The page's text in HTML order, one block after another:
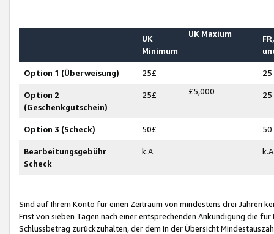
UK
Minimum
UK Maxium
Option 1 (Überweisung) 25£ 25
Option 2
(Geschenkgutschein)
25£ £5,000 25
Option 3 (Scheck) 50£ 50
Bearbeitungsgebühr
Scheck
k.A.
Sind auf Ihrem Konto für einen Zeitraum von mindestens drei Jahren
Frist von sieben Tagen nach einer entsprechenden Ankündigung die
Schlussbetrag zurückzuhalten, der dem in der Übersicht